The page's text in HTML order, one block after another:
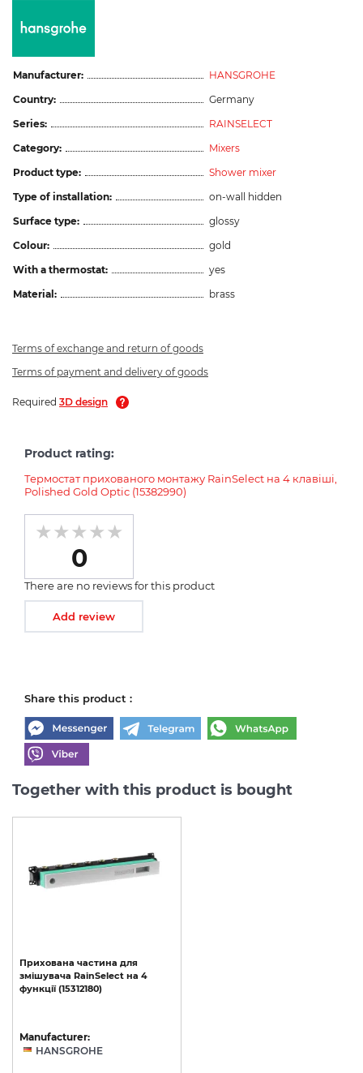
Manufacturer:
HANSGROHE
Country:
Germany
Series:
RAINSELECT
Category:
Mixers
Product type:
Shower mixer
Type of installation:
on-wall hidden
Surface type:
glossy
Colour:
gold
With a thermostat:
yes
Material:
brass
Terms of exchange and return of goods
Terms of payment and delivery of goods
Required 3D design
Product rating:
Термостат прихованого монтажу RainSelect на 4 клавіші,
Polished Gold Optic (15382990)
0
There are no reviews for this product
Add review
Share this product :
Together with this product is bought
Прихована частина для
змішувача RainSelect на 4
функції (15312180)
Manufacturer:
HANSGROHE